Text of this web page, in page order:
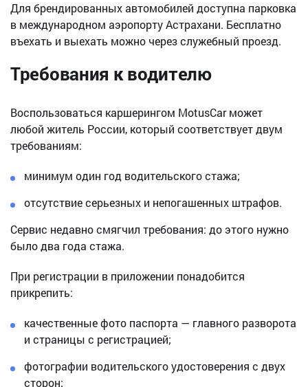
Для брендированных автомобилей доступна парковка
в международном аэропорту Астрахани. Бесплатно
въехать и выехать можно через служебный проезд.
Требования к водителю
Воспользоваться каршерингом MotusCar может
любой житель России, который соответствует двум
требованиям:
минимум один год водительского стажа;
отсутствие серьезных и непогашенных штрафов.
Сервис недавно смягчил требования: до этого нужно
было два года стажа.
При регистрации в приложении понадобится
прикрепить:
качественные фото паспорта — главного разворота
и страницы с регистрацией;
фотографии водительского удостоверения с двух
сторон;